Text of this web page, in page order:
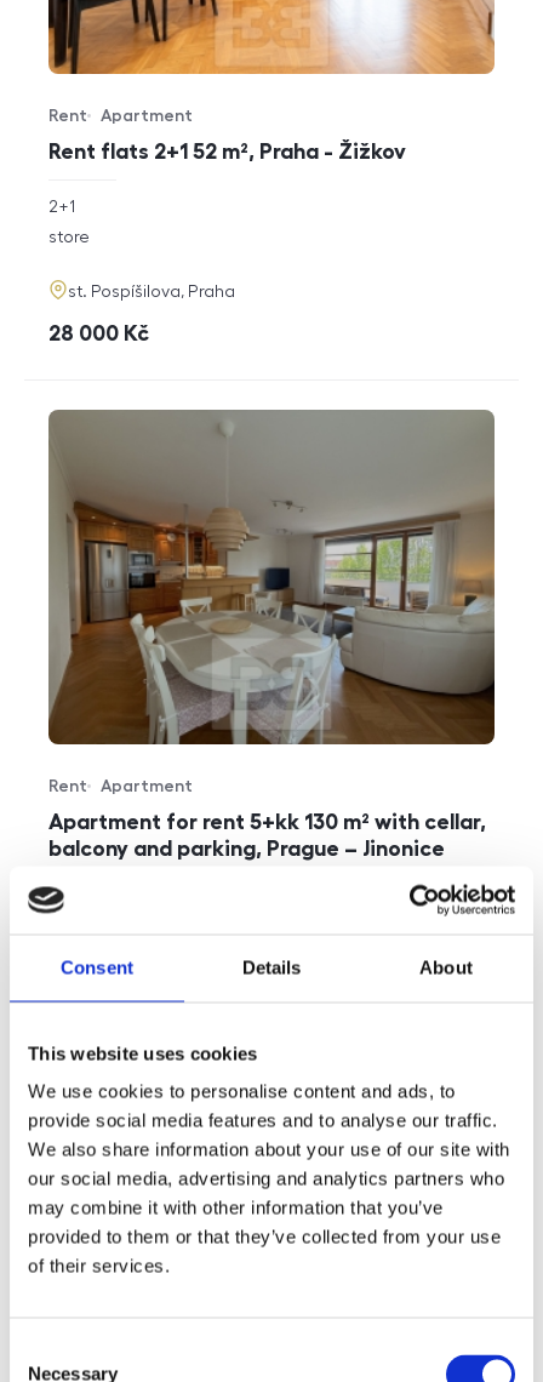
Consent Details About
This website uses cookies
We use cookies to personalise content and ads, to
provide social media features and to analyse our traffic.
We also share information about your use of our site with
our social media, advertising and analytics partners who
may combine it with other information that you’ve
provided to them or that they’ve collected from your use
of their services.
Necessary
Rent flats 2+1 52 m², Praha - Žižkov
Offer type
Rent
Property type
Apartment
rozměry
2+1
funkce
store
adresa
st. Pospíšilova, Praha
cena
28 000 Kč
Apartment for rent 5+kk 130 m² with cellar,
balcony and parking, Prague – Jinonice
Offer type
Rent
Property type
Apartment
rozměry
disposition
5+kk